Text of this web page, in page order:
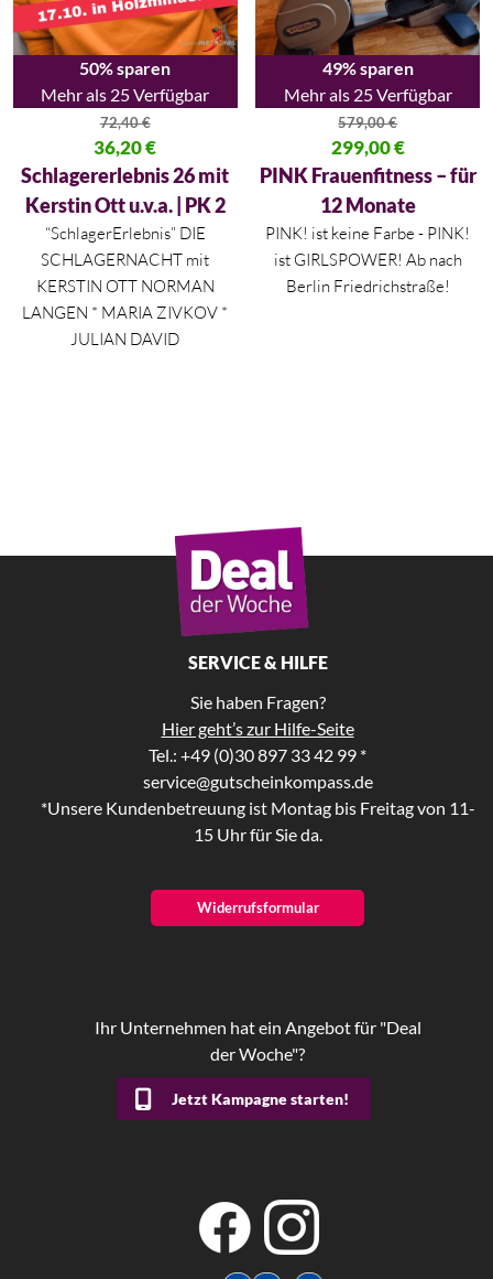
50% sparen
Mehr als 25 Verfügbar
72,40€
Ursprünglicher Preis war: 72,40 €
36,20€
Aktueller Preis ist: 36,20 €.
Schlagererlebnis 26 mit
Kerstin Ott u.v.a. | PK 2
“SchlagerErlebnis” DIE
SCHLAGERNACHT mit
KERSTIN OTT NORMAN
LANGEN * MARIA ZIVKOV *
JULIAN DAVID
49% sparen
Mehr als 25 Verfügbar
579,00€
Ursprünglicher Preis war:
299,00€
Aktueller Preis ist: 299,00 €.
PINK Frauenfitness – für
12 Monate
PINK! ist keine Farbe - PINK!
ist GIRLSPOWER! Ab nach
Berlin Friedrichstraße!
SERVICE & HILFE
Sie haben Fragen?
Hier geht’s zur Hilfe-Seite
Tel.: +49 (0)30 897 33 42 99 *
service@gutscheinkompass.de
*Unsere Kundenbetreuung ist Montag bis Freitag von 11-
15 Uhr für Sie da.
Widerrufsformular
Ihr Unternehmen hat ein Angebot für "Deal
der Woche"?
Jetzt Kampagne starten!